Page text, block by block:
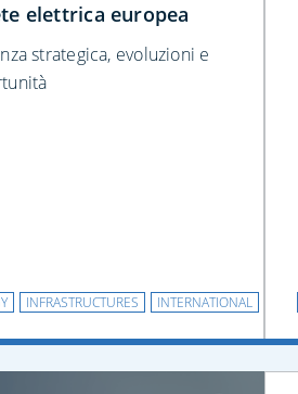
elettrica europea
strategica, evoluzioni e
INFRASTRUCTURES INTERNATIONAL